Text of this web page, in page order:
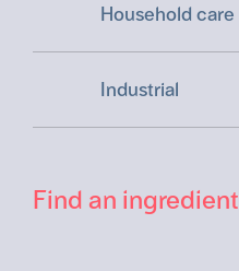
Household care
Industrial
Find an ingredient